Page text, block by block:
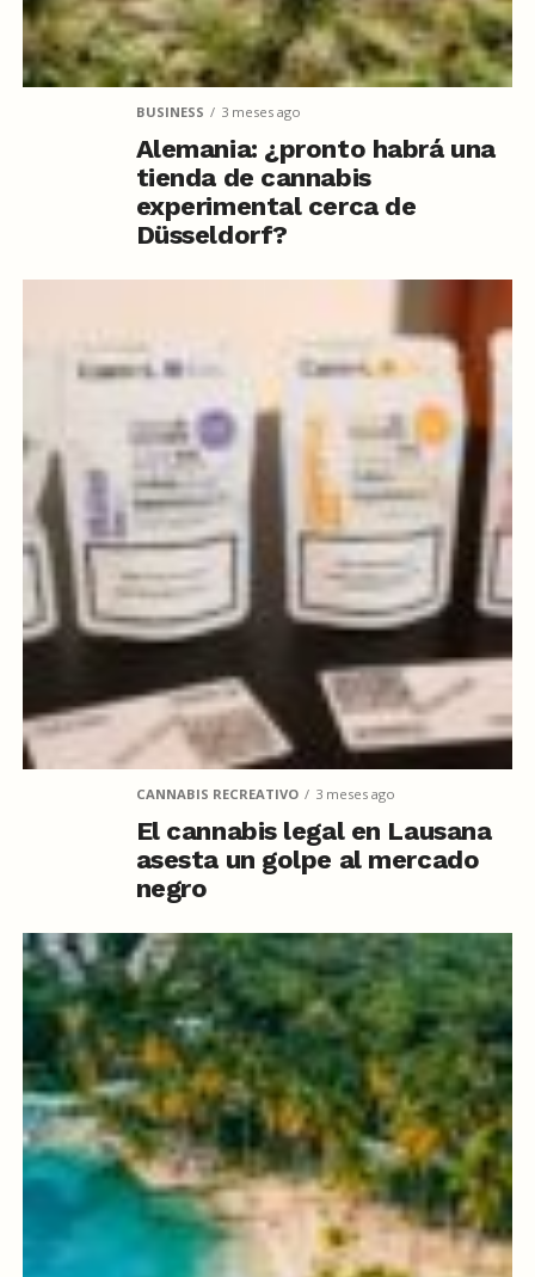
BUSINESS 3 meses ago
Alemania: ¿pronto habrá una
tienda de cannabis
experimental cerca de
Düsseldorf?
CANNABIS RECREATIVO 3 meses ago
El cannabis legal en Lausana
asesta un golpe al mercado
negro